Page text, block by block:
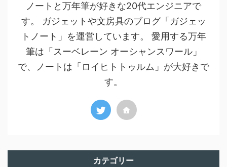
ノートと万年筆が好きな20代エンジニアで
す。 ガジェットや文房具のブログ「ガジェッ
トノート」を運営しています。 愛用する万年
筆は「スーベレーン オーシャンスワール」
で、ノートは「ロイヒトトゥルム」が大好きで
す。
カテゴリー